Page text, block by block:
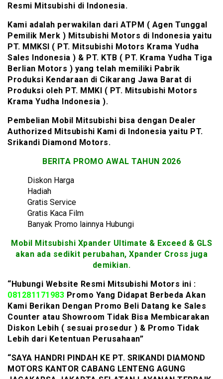
Resmi Mitsubishi di Indonesia.
Kami adalah perwakilan dari ATPM ( Agen Tunggal
Pemilik Merk ) Mitsubishi Motors di Indonesia yaitu
PT. MMKSI ( PT. Mitsubishi Motors Krama Yudha
Sales Indonesia ) & PT. KTB ( PT. Krama Yudha Tiga
Berlian Motors ) yang telah memiliki Pabrik
Produksi Kendaraan di Cikarang Jawa Barat di
Produksi oleh PT. MMKI ( PT. Mitsubishi Motors
Krama Yudha Indonesia ).
Pembelian Mobil Mitsubishi bisa dengan Dealer
Authorized Mitsubishi Kami di Indonesia yaitu PT.
Srikandi Diamond Motors.
BERITA PROMO AWAL TAHUN 2026
Diskon Harga
Hadiah
Gratis Service
Gratis Kaca Film
Banyak Promo lainnya Hubungi
Mobil Mitsubishi Xpander Ultimate & Exceed & GLS
akan ada sedikit perubahan, Xpander Cross juga
demikian.
“Hubungi Website Resmi Mitsubishi Motors ini :
081281171983 Promo Yang Didapat Berbeda Akan
Kami Berikan Dengan Promo Beli Datang ke Sales
Counter atau Showroom Tidak Bisa Membicarakan
Diskon Lebih ( sesuai prosedur ) & Promo Tidak
Lebih dari Ketentuan Perusahaan”
“SAYA HANDRI PINDAH KE PT. SRIKANDI DIAMOND
MOTORS KANTOR CABANG LENTENG AGUNG